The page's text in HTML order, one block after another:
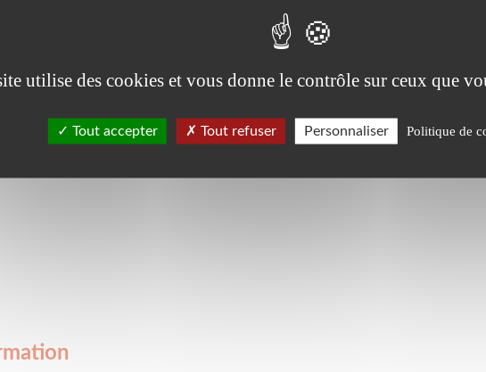
êtes stagiaire sur cette formation, vous bénéficiez du Réuni'Pass (plus d'infos)
utilise des cookies et vous donne le contrôle sur ceux que
Tout accepter Tout refuser Personnaliser Politique de